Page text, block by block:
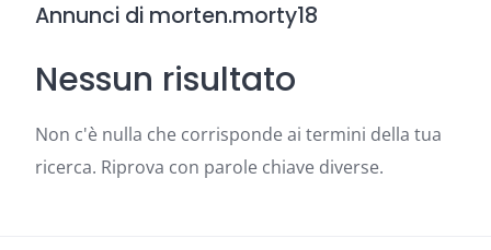
Annunci di morten.morty18
Nessun risultato
Non c'è nulla che corrisponde ai termini della tua
ricerca. Riprova con parole chiave diverse.